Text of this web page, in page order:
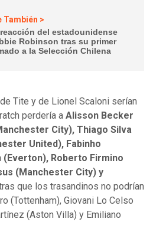
También >
del estadounidense
Robinson tras su primer
a la Selección Chilena
Tite y de Lionel Scaloni serían
perdería a Alisson Becker
City), Thiago Silva
United), Fabinho
Roberto Firmino
(Manchester City) y
que los trasandinos no podrían
(Tottenham), Giovani Lo Celso
(Aston Villa) y Emiliano